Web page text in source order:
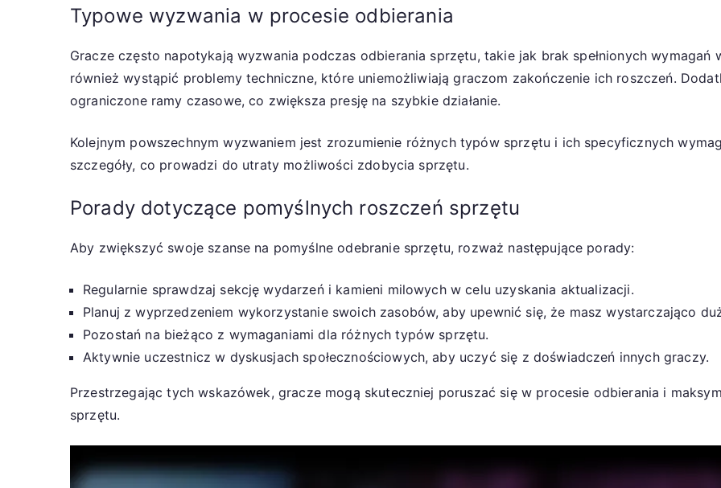
Typowe wyzwania w procesie odbierania
Gracze często napotykają wyzwania podczas odbierania sprzętu, takie jak brak spełnionych wymagań
również wystąpić problemy techniczne, które uniemożliwiają graczom zakończenie ich roszczeń.
ograniczone ramy czasowe, co zwiększa presję na szybkie działanie.
Kolejnym powszechnym wyzwaniem jest zrozumienie różnych typów sprzętu i ich specyficznych
szczegóły, co prowadzi do utraty możliwości zdobycia sprzętu.
Porady dotyczące pomyślnych roszczeń sprzętu
Aby zwiększyć swoje szanse na pomyślne odebranie sprzętu, rozważ następujące porady:
Regularnie sprawdzaj sekcję wydarzeń i kamieni milowych w celu uzyskania aktualizacji.
Planuj z wyprzedzeniem wykorzystanie swoich zasobów, aby upewnić się, że masz wystarczająco
Pozostań na bieżąco z wymaganiami dla różnych typów sprzętu.
Aktywnie uczestnicz w dyskusjach społecznościowych, aby uczyć się z doświadczeń innych graczy.
Przestrzegając tych wskazówek, gracze mogą skuteczniej poruszać się w procesie odbierania i
sprzętu.